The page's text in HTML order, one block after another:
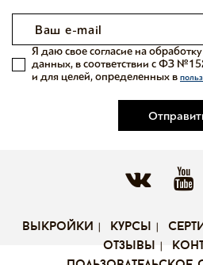
Я даю свое согласие на
данных, в соответствии с ФЗ
и для целей, определенных в
выкройки курсы
отзывы